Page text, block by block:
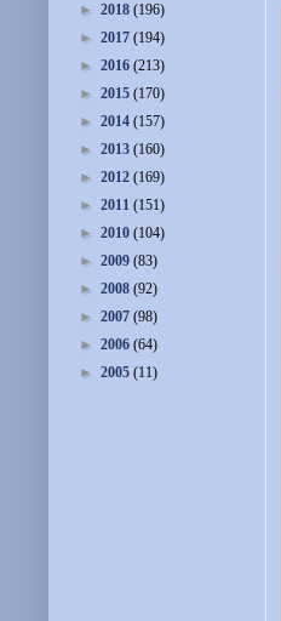
► 2018 (196)
► 2017 (194)
► 2016 (213)
► 2015 (170)
► 2014 (157)
► 2013 (160)
► 2012 (169)
► 2011 (151)
► 2010 (104)
► 2009 (83)
► 2008 (92)
► 2007 (98)
► 2006 (64)
► 2005 (11)